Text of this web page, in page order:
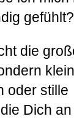
die
oder stille
Dich